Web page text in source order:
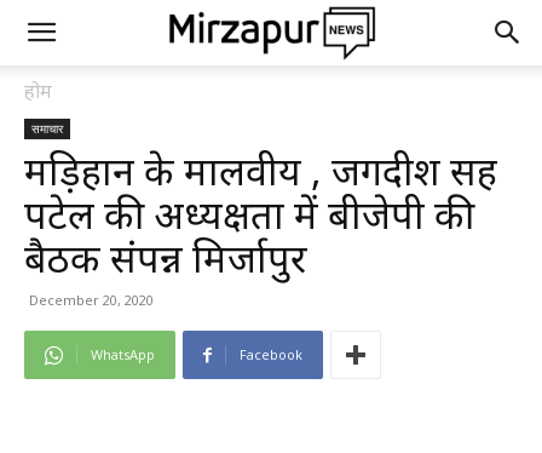
होम
समाचार
मड़िहान के मालवीय , जगदीश सिंह
पटेल की अध्यक्षता में बीजेपी की
बैठक संपन्न मिर्जापुर
December 20, 2020
WhatsApp Facebook